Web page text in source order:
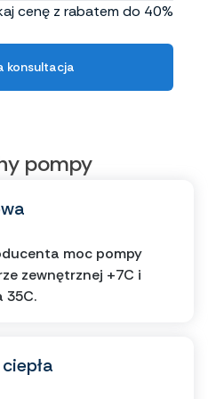
cenę z rabatem do 40%
konsultacja
pompy
moc pompy
zewnętrznej +7C i
35C.